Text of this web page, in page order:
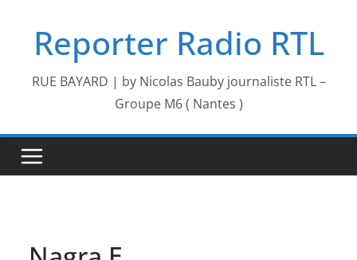
contenuReporter Radio RTL
RUE BAYARD | by Nicolas Bauby journaliste RTL –
Groupe M6 ( Nantes )